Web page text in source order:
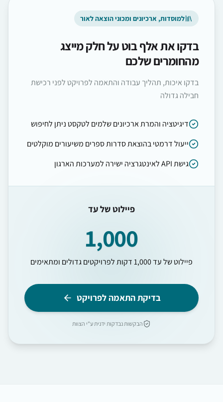
למוסדות, ארכיונים ומכוני הוצאה לאור
בדקו את אלף בוט על חלק מייצג
מהחומרים שלכם
בדקו איכות, תהליך עבודה והתאמה לפרויקט לפני רכישת
חבילה גדולה
דיגיטציה והמרת ארכיונים שלמים לטקסט ניתן לחיפוש
ייעול דרמטי בהוצאת סדרות ספרים משיעורים מוקלטים
גישת API לאינטגרציה ישירה למערכות הארגון
פיילוט של עד
1,000
פיילוט של עד 1,000 דקות לפרויקטים גדולים ומתאימים
בדיקת התאמה לפרויקט
הבקשות נבדקות ידנית ע"י הצוות